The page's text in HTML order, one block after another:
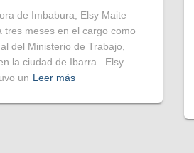
de Imbabura, Elsy Maite
tres meses en el cargo como
del Ministerio de Trabajo,
la ciudad de Ibarra. Elsy
un Leer más